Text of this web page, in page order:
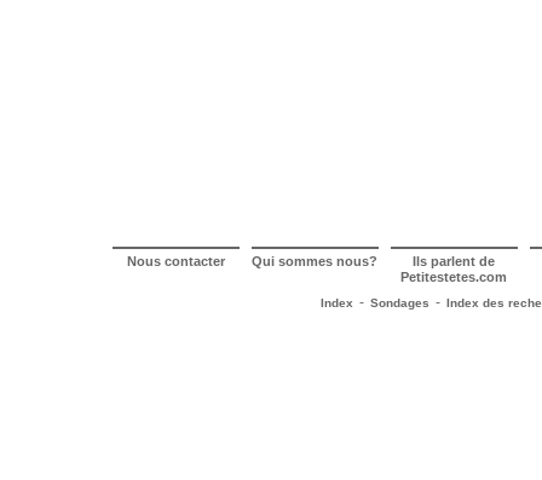
Nous contacter Qui sommes nous? Ils parlent de
Petitestetes.com
Index - Sondages - Index des